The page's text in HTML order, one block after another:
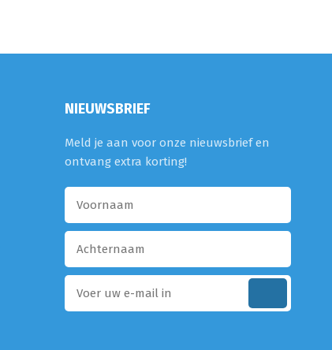
NIEUWSBRIEF
Meld je aan voor onze nieuwsbrief en
ontvang extra korting!